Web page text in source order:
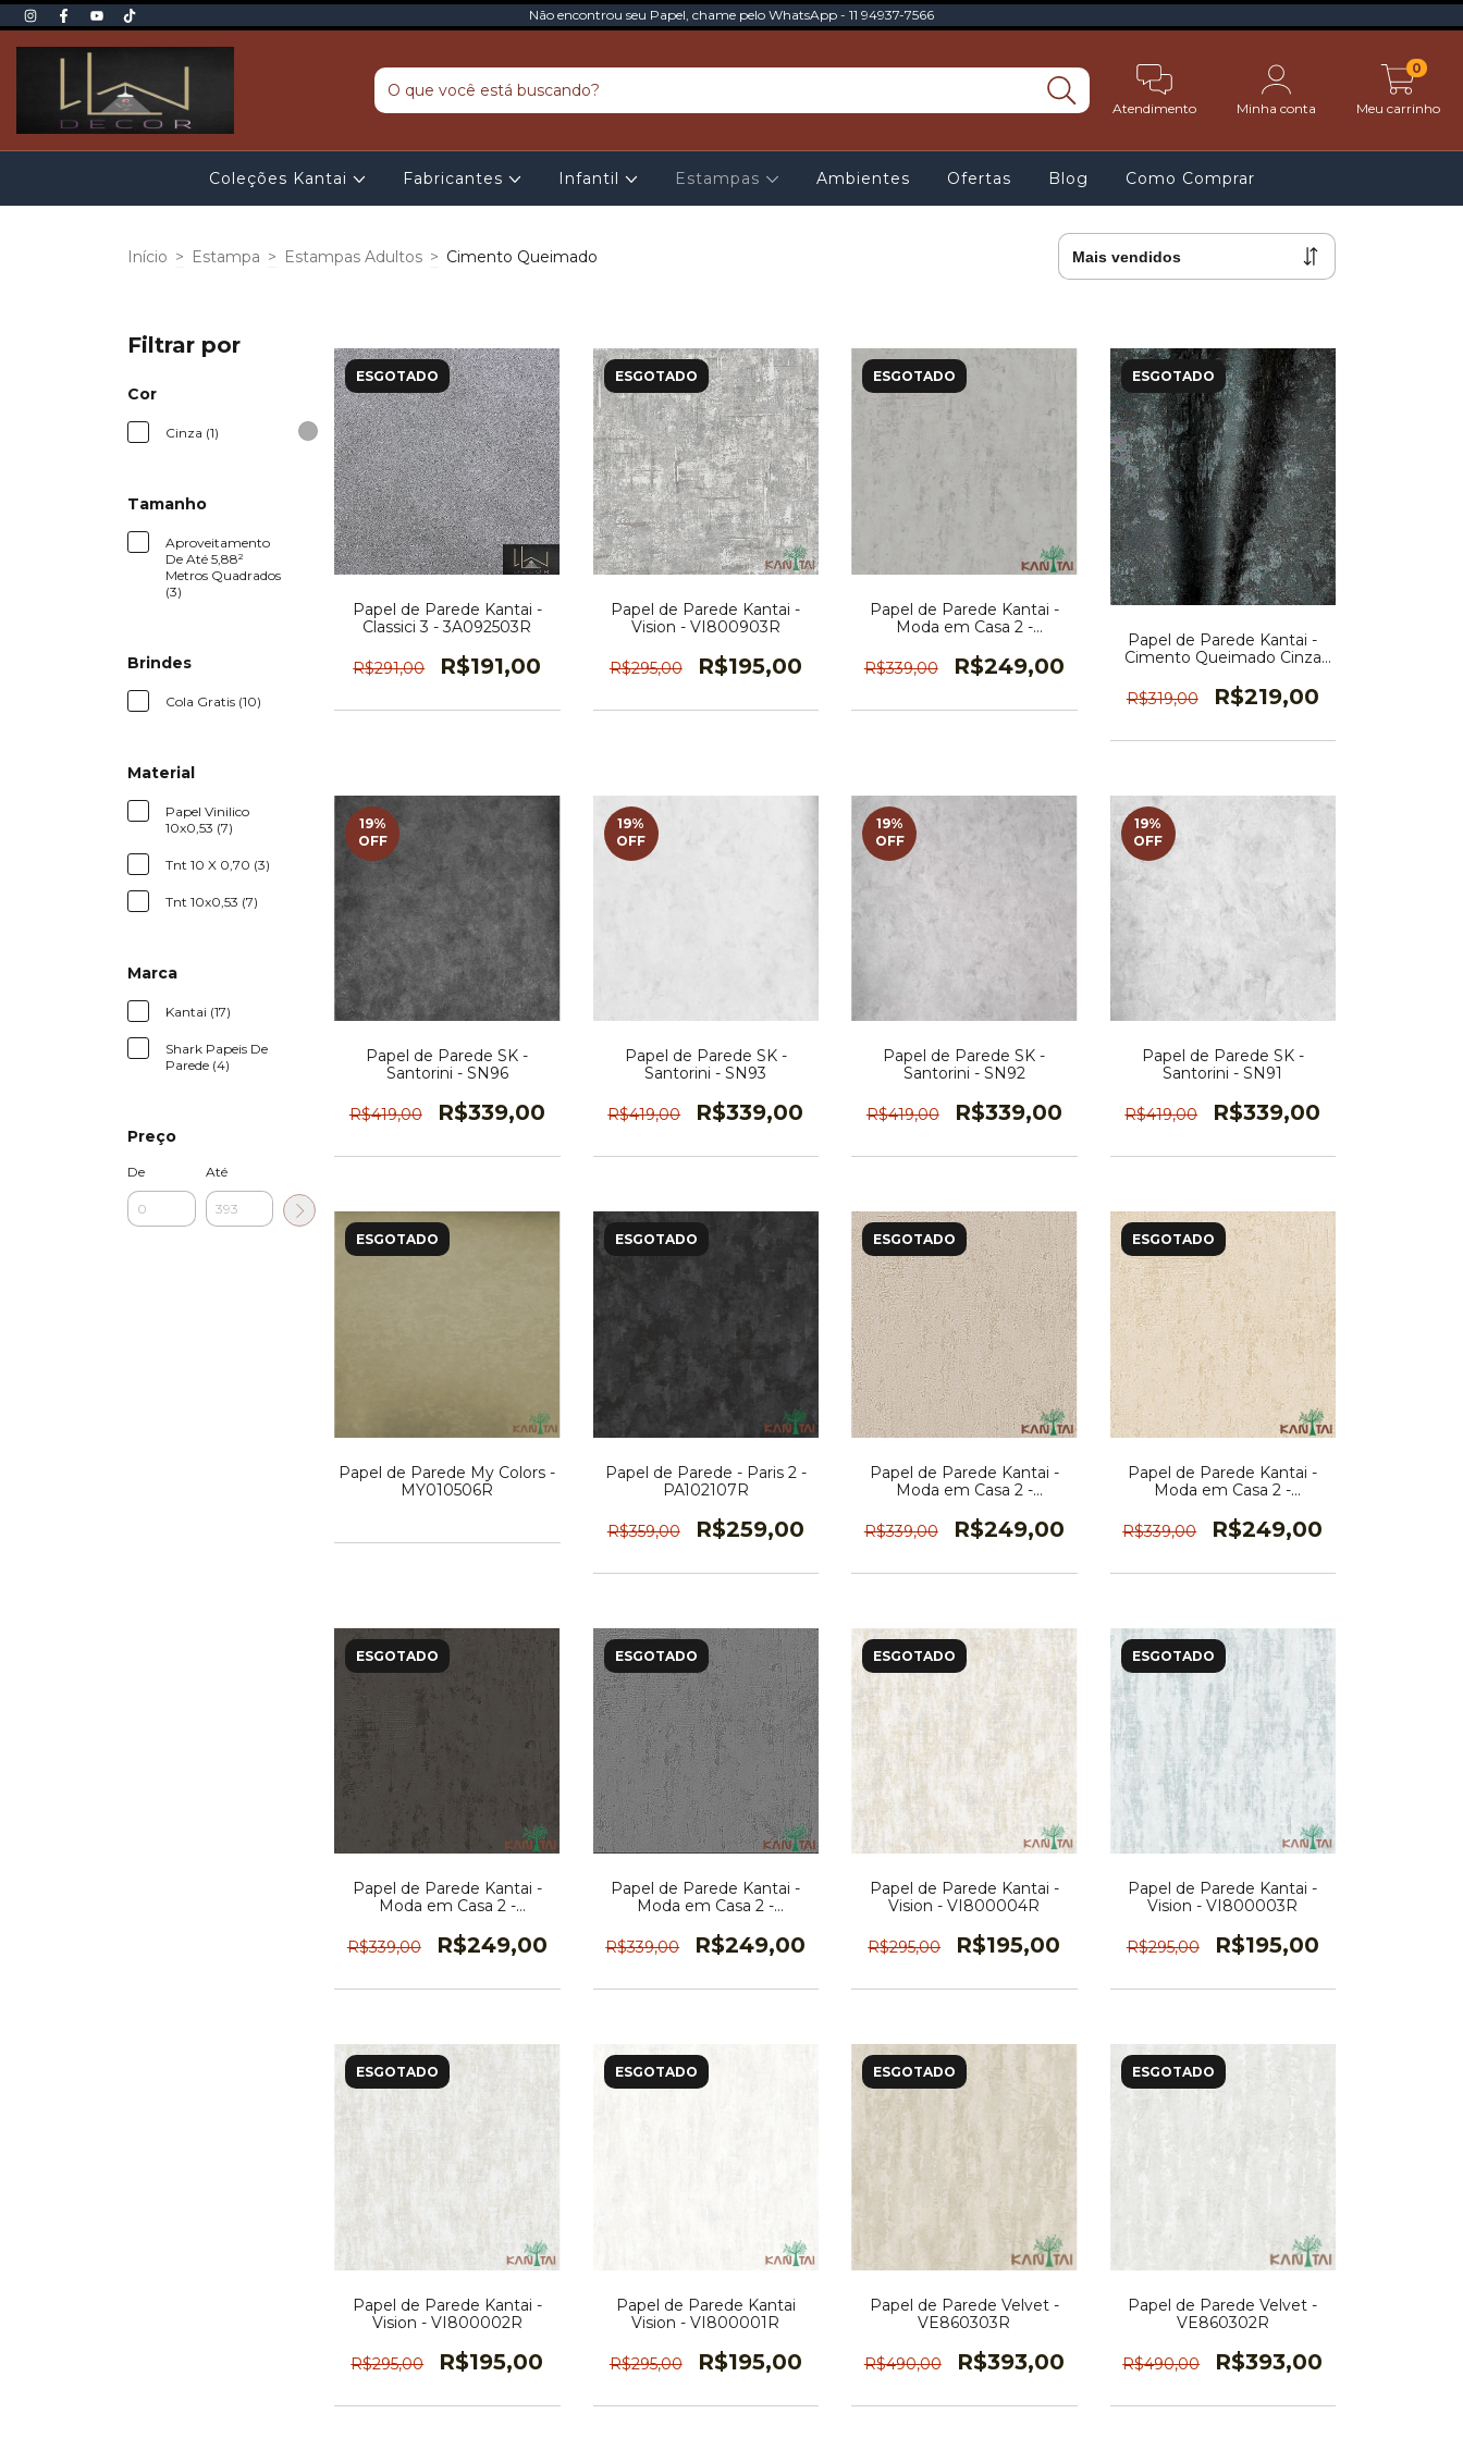
Não encontrou seu Papel, chame pelo WhatsApp - 11 94937-7566
Atendimento Minha conta Meu carrinho
0
Coleções Kantai Fabricantes Infantil Estampas Ambientes Ofertas Blog Como Comprar
Início > Estampa > Estampas Adultos > Cimento Queimado
Filtrar por
Cor
Cinza (1)
Tamanho
Aproveitamento
De Até 5,88²
Metros Quadrados
(3)
Brindes
Cola Gratis (10)
Material
Papel Vinilico
10x0,53 (7)
Tnt 10 X 0,70 (3)
Tnt 10x0,53 (7)
Marca
Kantai (17)
Shark Papeis De
Parede (4)
Preço
De Até
ESGOTADO
Papel de Parede Kantai -
Classici 3 - 3A092503R
R$291,00 R$191,00
ESGOTADO
Papel de Parede Kantai -
Vision - VI800903R
R$295,00 R$195,00
ESGOTADO
Papel de Parede Kantai -
Moda em Casa 2 -
R$339,00
R$249,00
ESGOTADO
Papel de Parede Kantai -
Cimento Queimado Cinza
BR214005R
R$319,00 R$219,00
19%
OFF
Papel de Parede SK -
Santorini - SN96
R$419,00 R$339,00
19%
OFF
Papel de Parede SK -
Santorini - SN93
R$419,00 R$339,00
19%
OFF
Papel de Parede SK -
Santorini - SN92
R$419,00 R$339,00
19%
OFF
Papel de Parede SK -
Santorini - SN91
R$419,00 R$339,00
ESGOTADO
Papel de Parede My Colors -
MY010506R
ESGOTADO
Papel de Parede - Paris 2 -
PA102107R
R$359,00 R$259,00
ESGOTADO
Papel de Parede Kantai -
Moda em Casa 2 -
R$339,00
R$249,00
ESGOTADO
Papel de Parede Kantai -
Moda em Casa 2 -
R$339,00
R$249,00
ESGOTADO
Papel de Parede Kantai -
Moda em Casa 2 -
R$339,00
R$249,00
ESGOTADO
Papel de Parede Kantai -
Moda em Casa 2 -
R$339,00
R$249,00
ESGOTADO
Papel de Parede Kantai -
Vision - VI800004R
R$295,00 R$195,00
ESGOTADO
Papel de Parede Kantai -
Vision - VI800003R
R$295,00 R$195,00
ESGOTADO
Papel de Parede Kantai -
Vision - VI800002R
R$295,00 R$195,00
ESGOTADO
Papel de Parede Kantai
Vision - VI800001R
R$295,00 R$195,00
ESGOTADO
Papel de Parede Velvet -
VE860303R
R$490,00 R$393,00
ESGOTADO
Papel de Parede Velvet -
VE860302R
R$490,00 R$393,00